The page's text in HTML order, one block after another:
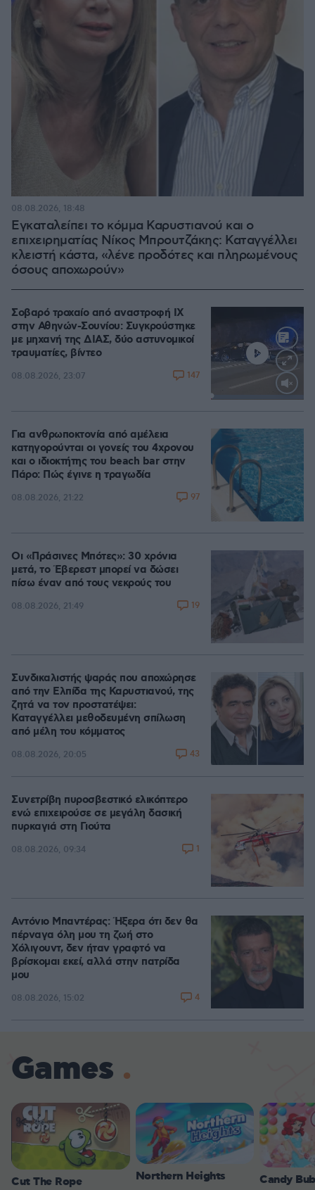
Εγκαταλείπει το κόμμα Καρυστιανού και ο
επιχειρηματίας Νίκος Μπρουτζάκης: Καταγγέλλει
κλειστή κάστα, «λένε προδότες και πληρωμένους
όσους αποχωρούν»
08.08.2026, 18:48
Σοβαρό τροχαίο από αναστροφή ΙΧ
στην Αθηνών-Σουνίου: Συγκρούστηκε
με μηχανή της ΔΙΑΣ, δύο αστυνομικοί
τραυματίες, βίντεο
08.08.2026, 23:07 147
Για ανθρωποκτονία από αμέλεια
κατηγορούνται οι γονείς του 4χρονου
και ο ιδιοκτήτης του beach bar στην
Πάρο: Πώς έγινε η τραγωδία
08.08.2026, 21:22 97
Οι «Πράσινες Μπότες»: 30 χρόνια
μετά, το Έβερεστ μπορεί να δώσει
πίσω έναν από τους νεκρούς του
08.08.2026, 21:49 19
Συνδικαλιστής ψαράς που αποχώρησε
από την Ελπίδα της Καρυστιανού, της
ζητά να τον προστατέψει:
Καταγγέλλει μεθοδευμένη σπίλωση
από μέλη του κόμματος
08.08.2026, 20:05 43
Συνετρίβη πυροσβεστικό ελικόπτερο
ενώ επιχειρούσε σε μεγάλη δασική
πυρκαγιά στη Γιούτα
08.08.2026, 09:34 1
Αντόνιο Μπαντέρας: Ήξερα ότι δεν θα
πέρναγα όλη μου τη ζωή στο
Χόλιγουντ, δεν ήταν γραφτό να
βρίσκομαι εκεί, αλλά στην πατρίδα
μου
08.08.2026, 15:02 4
Games
Cut The Rope Northern Heights Candy